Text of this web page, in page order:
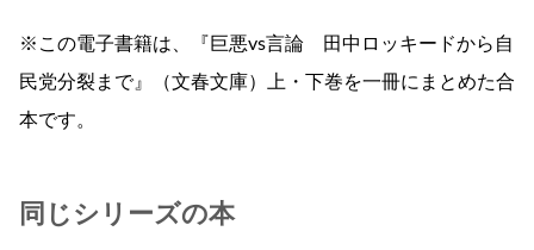
※この電子書籍は、『巨悪vs言論 田中ロッキードから自
民党分裂まで』（文春文庫）上・下巻を一冊にまとめた合
本です。
同じシリーズの本